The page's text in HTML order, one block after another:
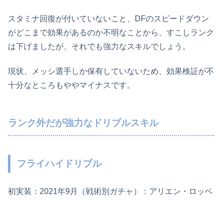
スタミナ回復が付いていないこと、DFのスピードダウン
がどこまで効果があるのか不明なことから、すこしランク
は下げましたが、それでも強力なスキルでしょう。
現状、メッシ選手しか保有していないため、効果検証が不
十分なところもややマイナスです。
ランク外だが強力なドリブルスキル
フライハイドリブル
初実装：2021年9月（戦術別ガチャ）：アリエン・ロッベ